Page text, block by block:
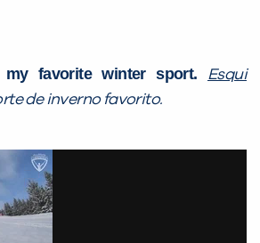
favorite winter sport.
Esqui
de inverno favorito.
UMA DEMONSTRAÇÃO DE MÉTODO
encontramos nenhuma unidade
nesta cidade ou bairro que